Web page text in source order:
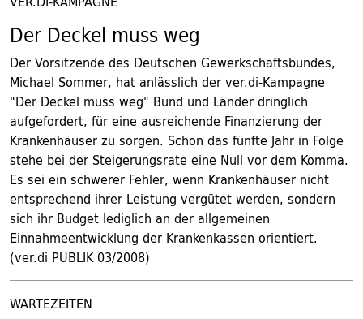
Der Deckel muss weg
Der Vorsitzende des Deutschen Gewerkschaftsbundes,
Michael Sommer, hat anlässlich der ver.di-Kampagne
"Der Deckel muss weg" Bund und Länder dringlich
aufgefordert, für eine ausreichende Finanzierung der
Krankenhäuser zu sorgen. Schon das fünfte Jahr in Folge
stehe bei der Steigerungsrate eine Null vor dem Komma.
Es sei ein schwerer Fehler, wenn Krankenhäuser nicht
entsprechend ihrer Leistung vergütet werden, sondern
sich ihr Budget lediglich an der allgemeinen
Einnahmeentwicklung der Krankenkassen orientiert.
(ver.di PUBLIK 03/2008)
WARTEZEITEN